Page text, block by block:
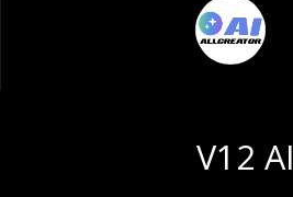
V12 AI